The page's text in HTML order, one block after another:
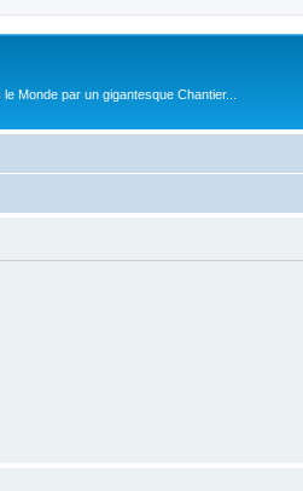
Monde par un gigantesque Chantier...